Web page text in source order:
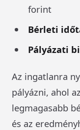
forint
Bérleti
Pályázati
Az ingatlanra
pályázni, ahol
legmagasabb
és az